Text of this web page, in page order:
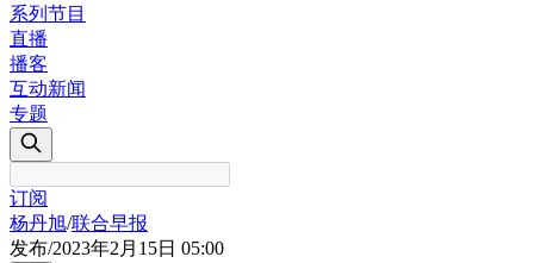
系列节目
直播
播客
互动新闻
专题
订阅
杨丹旭/联合早报
发布/2023年2月15日 05:00